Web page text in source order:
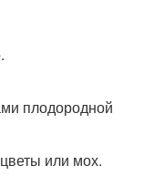
плодородной
или мох.